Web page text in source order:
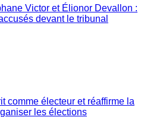
Victor et Élionor Devallon :
devant le tribunal